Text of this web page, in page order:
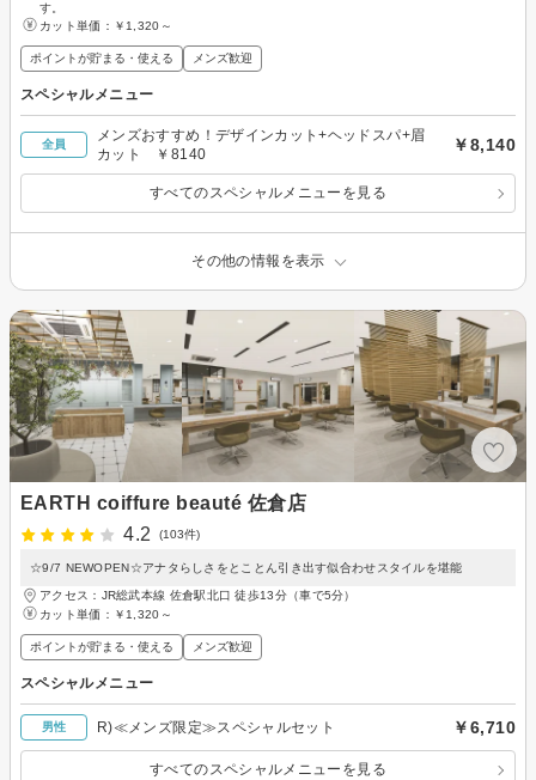
す。
カット単価： ￥1,320～
ポイントが貯まる・使える メンズ歓迎
スペシャルメニュー
全員
メンズおすすめ！デザインカット+ヘッドスパ+眉
カット ￥8140
￥8,140
すべてのスペシャルメニューを見る
その他の情報を表示
EARTH coiffure beauté 佐倉店
4.2
(103件)
☆9/7 NEWOPEN☆アナタらしさをとことん引き出す似合わせスタイルを堪能
アクセス：JR総武本線 佐倉駅北口 徒歩13分（車で5分）
カット単価： ￥1,320～
ポイントが貯まる・使える メンズ歓迎
スペシャルメニュー
男性 R)≪メンズ限定≫スペシャルセット ￥6,710
すべてのスペシャルメニューを見る